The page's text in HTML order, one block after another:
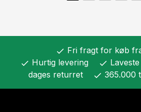
check Fri fragt for køb
check Hurtig levering check
dages returret
check 365.000